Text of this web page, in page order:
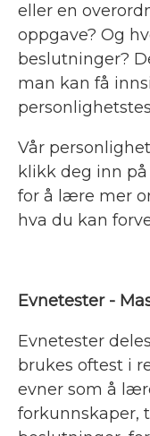
eller en
oppgave? Og
beslutninger?
man kan få
Vår
klikk deg inn
for å lære mer
hva du kan
Evnetester -
Evnetester
brukes oftest i
evner som å
forkunnskaper,